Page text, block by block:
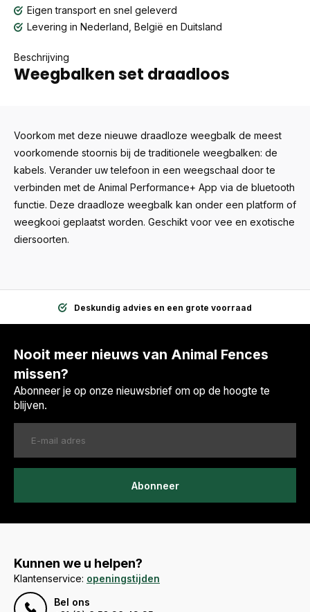
Eigen transport en snel geleverd
Levering in Nederland, België en Duitsland
Beschrijving
Weegbalken set draadloos
Voorkom met deze nieuwe draadloze weegbalk de meest
voorkomende stoornis bij de traditionele weegbalken: de
kabels. Verander uw telefoon in een weegschaal door te
verbinden met de Animal Performance+ App via de bluetooth
functie. Deze draadloze weegbalk kan onder een platform of
weegkooi geplaatst worden. Geschikt voor vee en exotische
diersoorten.
Deskundig advies en een grote voorraad
Nooit meer nieuws van Animal Fences
missen?
Abonneer je op onze nieuwsbrief om op de hoogte te
blijven.
Abonneer
Kunnen we u helpen?
Klantenservice: openingstijden
Bel ons